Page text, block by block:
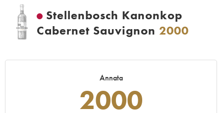
Stellenbosch Kanonkop
Cabernet Sauvignon 2000
Annata
2000